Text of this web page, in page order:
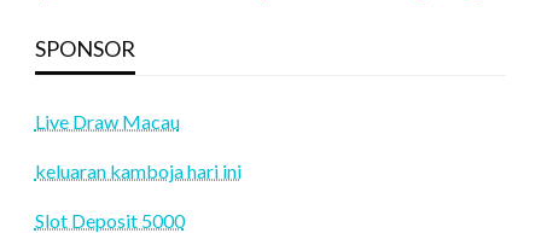
SPONSOR
Live Draw Macau
keluaran kamboja hari ini
Slot Deposit 5000